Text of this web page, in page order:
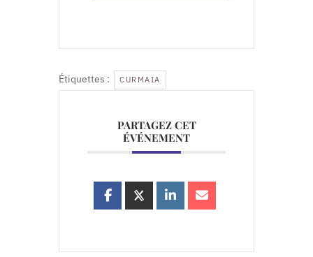
Étiquettes : CURMAIA
PARTAGEZ CET
ÉVÉNEMENT